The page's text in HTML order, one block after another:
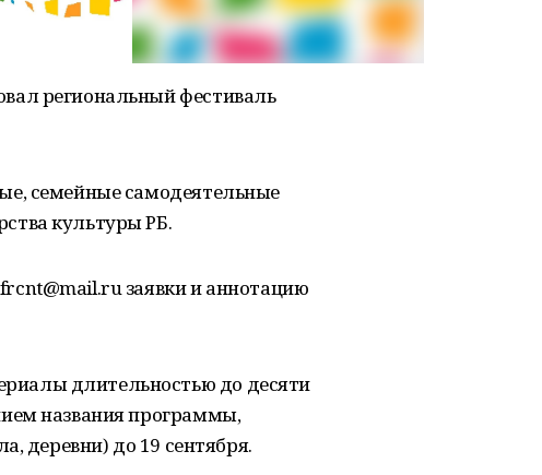
региональный фестиваль
семейные самодеятельные
культуры РБ.
заявки и аннотацию
длительностью до десяти
названия программы,
деревни) до 19 сентября.